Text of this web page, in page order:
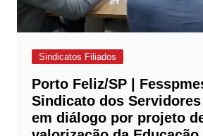
Sindicatos Filiados
Porto Feliz/SP |
Sindicato dos Servidores
em diálogo por projeto